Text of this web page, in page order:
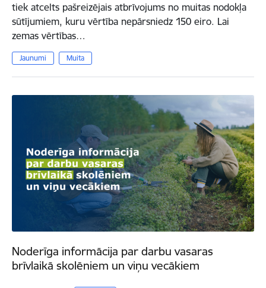
tiek atcelts pašreizējais atbrīvojums no muitas nodokļa
sūtījumiem, kuru vērtība nepārsniedz 150 eiro. Lai
zemas vērtības…
Jaunumi Muita
Noderīga informācija par darbu vasaras
brīvlaikā skolēniem un viņu vecākiem